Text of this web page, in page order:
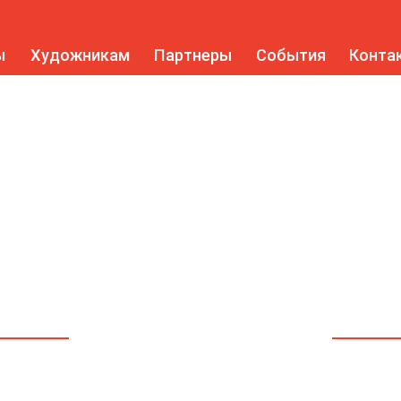
Художникам Партнеры События